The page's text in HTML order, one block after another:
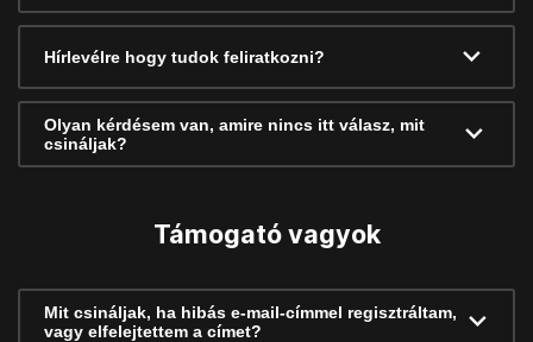
Hírlevélre hogy tudok feliratkozni?
Olyan kérdésem van, amire nincs itt válasz, mit
csináljak?
Támogató vagyok
Mit csináljak, ha hibás e-mail-címmel regisztráltam,
vagy elfelejtettem a címet?